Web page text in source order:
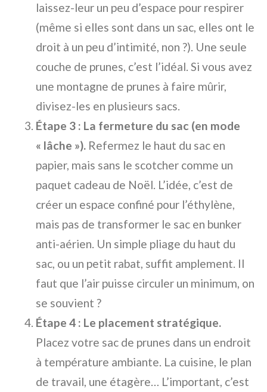
laissez-leur un peu d’espace pour respirer
(même si elles sont dans un sac, elles ont le
droit à un peu d’intimité, non ?). Une seule
couche de prunes, c’est l’idéal. Si vous avez
une montagne de prunes à faire mûrir,
divisez-les en plusieurs sacs.
Étape 3 : La fermeture du sac (en mode
« lâche »). Refermez le haut du sac en
papier, mais sans le scotcher comme un
paquet cadeau de Noël. L’idée, c’est de
créer un espace confiné pour l’éthylène,
mais pas de transformer le sac en bunker
anti-aérien. Un simple pliage du haut du
sac, ou un petit rabat, suffit amplement. Il
faut que l’air puisse circuler un minimum, on
se souvient ?
Étape 4 : Le placement stratégique.
Placez votre sac de prunes dans un endroit
à température ambiante. La cuisine, le plan
de travail, une étagère… L’important, c’est